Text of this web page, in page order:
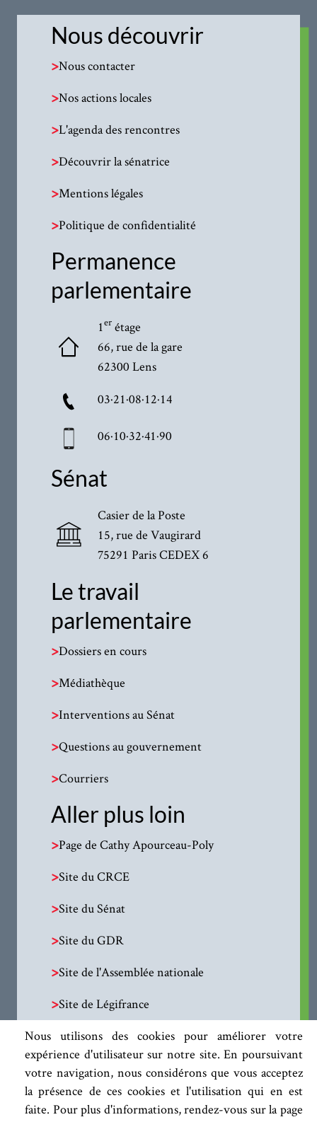
Nous utilisons des cookies pour améliorer votre
expérience d'utilisateur sur notre site. En poursuivant
votre navigation, nous considérons que vous acceptez
la présence de ces cookies et l'utilisation qui en est
faite. Pour plus d'informations, rendez-vous sur la page
Nous découvrir
>Nous contacter
>Nos actions locales
>L'agenda des rencontres
>Découvrir la sénatrice
>Mentions légales
>Politique de confidentialité
Permanence
parlementaire
1erétage
66, rue de la gare
62300 Lens
03·21·08·12·14
06·10·32·41·90
Sénat
Casier de la Poste
15, rue de Vaugirard
75291 Paris CEDEX 6
Le travail
parlementaire
>Dossiers en cours
>Médiathèque
>Interventions au Sénat
>Questions au gouvernement
>Courriers
Aller plus loin
>Page de Cathy Apourceau-Poly
>Site du CRCE
>Site du Sénat
>Site du GDR
>Site de l'Assemblée nationale
>Site de Légifrance